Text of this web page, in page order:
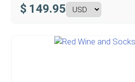
$ 149.95